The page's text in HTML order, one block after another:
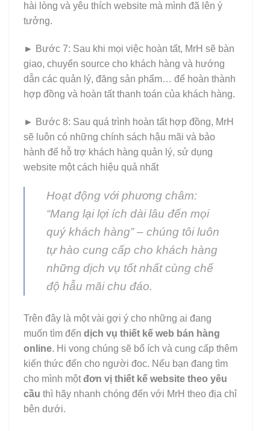
hài lòng và yêu thích website mà mình đã lên ý
tưởng.
► Bước 7: Sau khi mọi việc hoàn tất, MrH sẽ bàn
giao, chuyển source cho khách hàng và hướng
dẫn các quản lý, đăng sản phẩm… để hoàn thành
hợp đồng và hoàn tất thanh toán của khách hàng.
► Bước 8: Sau quá trình hoàn tất hợp đồng, MrH
sẽ luôn có những chính sách hậu mãi và bảo
hành để hỗ trợ khách hàng quản lý, sử dụng
website một cách hiệu quả nhất
Hoạt động với phương châm:
“Mang lại lợi ích dài lâu đến mọi
quý khách hàng” – chúng tôi luôn
tự hào cung cấp cho khách hàng
những dịch vụ tốt nhất cùng chế
độ hẫu mãi chu đáo.
Trên đây là một vài gợi ý cho những ai đang
muốn tìm đến dịch vụ thiết kế web bán hàng
online. Hi vong chúng sẽ bổ ích và cung cấp thêm
kiến thức đến cho người đoc. Nếu bạn đang tìm
cho mình mộtđơn vị thiết kế website theo yêu
cầu thì hãy nhanh chóng đến với MrH theo địa chỉ
bên dưới.